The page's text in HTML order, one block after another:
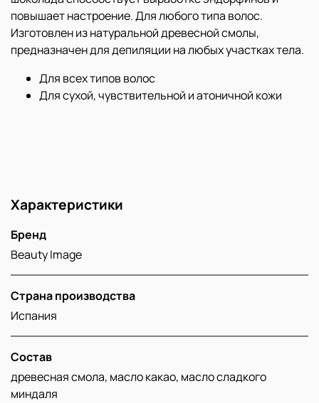
повышает настроение. Для любого типа волос.
Изготовлен из натуральной древесной смолы,
предназначен для депиляции на любых участках тела.
Для всех типов волос
Для сухой, чувствительной и атоничной кожи
Характеристики
Бренд
Beauty Image
Страна производства
Испания
Состав
древесная смола, масло какао, масло сладкого
миндаля